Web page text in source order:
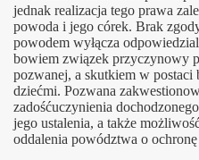
jednak realizacja tego prawa
powoda i jego córek. Brak
powodem wyłącza
bowiem związek przyczynowy
pozwanej, a skutkiem w
dziećmi. Pozwana
zadośćuczynienia
jego ustalenia, a także
oddalenia powództwa o
dzieci"
rodzicielskiej